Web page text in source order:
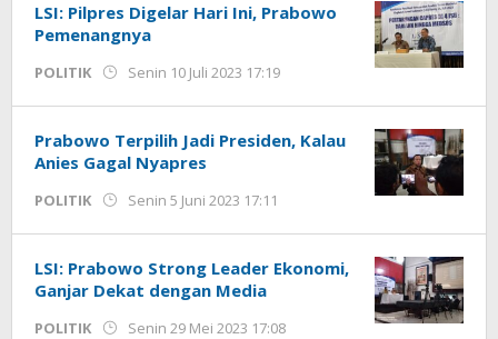
LSI: Pilpres Digelar Hari Ini, Prabowo
Pemenangnya
POLITIK Senin 10 Juli 2023 17:19
Jackson
Prabowo Terpilih Jadi Presiden, Kalau
Anies Gagal Nyapres
POLITIK Senin 5 Juni 2023 17:11
Jackson
LSI: Prabowo Strong Leader Ekonomi,
Ganjar Dekat dengan Media
POLITIK Senin 29 Mei 2023 17:08